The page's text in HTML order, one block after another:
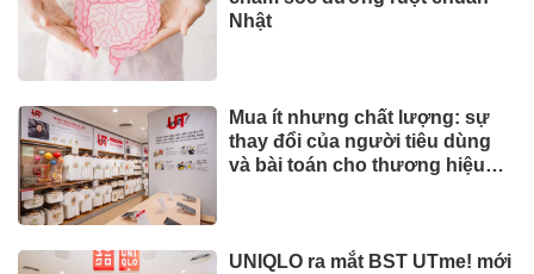
Nhật
Mua ít nhưng chất lượng: sự
thay đổi của người tiêu dùng
và bài toán cho thương hiệu
UNIQLO ra mắt BST UTme! mới